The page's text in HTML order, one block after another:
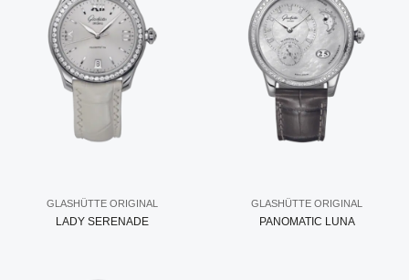
GLASHÜTTE ORIGINAL
LADY SERENADE
GLASHÜTTE ORIGINAL
PANOMATIC LUNA